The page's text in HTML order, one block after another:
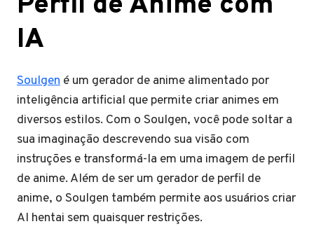
IA
Soulgen é um gerador de anime alimentado por
inteligência artificial que permite criar animes em
diversos estilos. Com o Soulgen, você pode soltar a
sua imaginação descrevendo sua visão com
instruções e transformá-la em uma imagem de perfil
de anime. Além de ser um gerador de perfil de
anime, o Soulgen também permite aos usuários criar
AI hentai sem quaisquer restrições.